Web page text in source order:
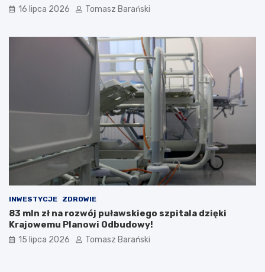
16 lipca 2026 Tomasz Barański
INWESTYCJE ZDROWIE
83 mln zł na rozwój puławskiego szpitala dzięki
Krajowemu Planowi Odbudowy!
15 lipca 2026 Tomasz Barański